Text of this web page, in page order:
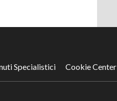
Specialistici Cookie Center